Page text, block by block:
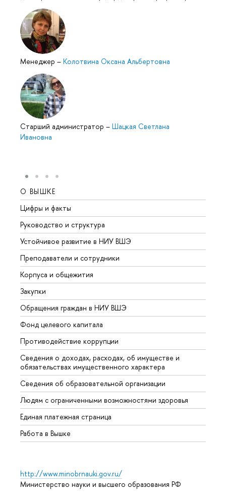
Менеджер – Колотвина Оксана Альбертовна
Cтарший администратор – Шацкая Светлана
Ивановна
О ВЫШКЕ
Цифры и факты
Руководство и структура
Устойчивое развитие в НИУ ВШЭ
Преподаватели и сотрудники
Корпуса и общежития
Закупки
Обращения граждан в НИУ ВШЭ
Фонд целевого капитала
Противодействие коррупции
Сведения о доходах, расходах, об имуществе и
обязательствах имущественного характера
Сведения об образовательной организации
Людям с ограниченными возможностями здоровья
Единая платежная страница
Работа в Вышке
http://www.minobrnauki.gov.ru/
Министерство науки и высшего образования РФ